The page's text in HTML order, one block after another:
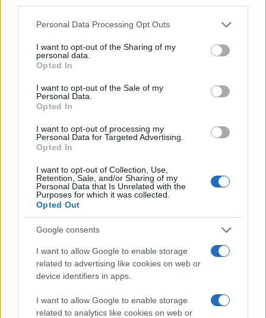
Please note that this website/app uses one or more Google
not limited to your visit or usage behaviour. You may click to
grant or deny consent to Google and its third-party tags to
use your data for below specified purposes in below Google
consent section.
Personal Data Processing Opt Outs
I want to opt-out of the Sharing of my
personal data.
Opted In
I want to opt-out of the Sale of my
Personal Data.
Opted In
I want to opt-out of processing my
Personal Data for Targeted Advertising.
Opted In
I want to opt-out of Collection, Use,
Retention, Sale, and/or Sharing of my
Personal Data that Is Unrelated with the
Purposes for which it was collected.
Opted Out
Google consents
I want to allow Google to enable storage
related to advertising like cookies on web or
device identifiers in apps.
I want to allow Google to enable storage
related to analytics like cookies on web or